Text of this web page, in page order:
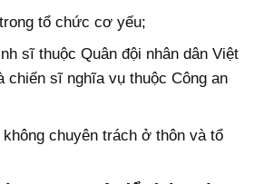
tổ chức cơ yếu;
sĩ thuộc Quân đội nhân dân Việt
chiến sĩ nghĩa vụ thuộc Công an
chuyên trách ở thôn và tổ